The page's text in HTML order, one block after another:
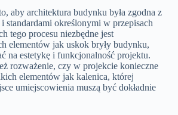
aby architektura budynku była zgodna z
standardami określonymi w przepisach
tego procesu niezbędne jest
elementów jak uskok bryły budynku,
na estetykę i funkcjonalność projektu.
rozważenie, czy w projekcie konieczne
elementów jak kalenica, której
umiejscowienia muszą być dokładnie